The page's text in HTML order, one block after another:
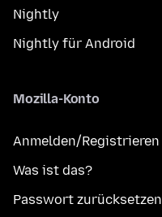
Nightly
Nightly für Android
Mozilla-Konto
Anmelden/Registrieren
Was ist das?
Passwort zurücksetzen